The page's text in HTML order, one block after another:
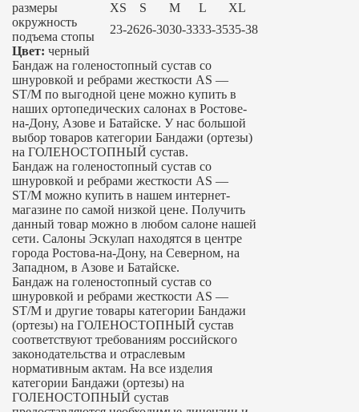
размеры XS S M L
XL
окружность
подъема стопы
23-2626-3030-3333-3535-38
Цвет: черный
Бандаж на голеностопный сустав со
шнуровкой и ребрами жесткости AS —
ST/M по выгодной цене можно купить в
наших ортопедических салонах в Ростове-
на-Дону, Азове и Батайске. У нас большой
выбор товаров категории Бандажи (ортезы)
на ГОЛЕНОСТОПНЫЙ сустав.
Бандаж на голеностопный сустав со
шнуровкой и ребрами жесткости AS —
ST/M можно купить в нашем интернет-
магазине по самой низкой цене. Получить
данный товар можно в любом салоне нашей
сети. Салоны Эскулап находятся в центре
города Ростова-на-Дону, на Северном, на
Западном, в Азове и Батайске.
Бандаж на голеностопный сустав со
шнуровкой и ребрами жесткости AS —
ST/M и другие товары категории Бандажи
(ортезы) на ГОЛЕНОСТОПНЫЙ сустав
соответствуют требованиям российского
законодательства и отраслевым
нормативным актам. На все изделия
категории Бандажи (ортезы) на
ГОЛЕНОСТОПНЫЙ сустав